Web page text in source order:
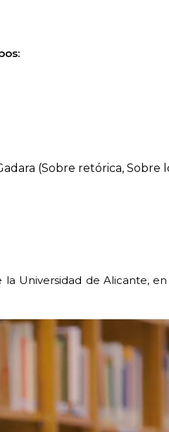
(Sobre retórica, Sobre
Universidad de Alicante,